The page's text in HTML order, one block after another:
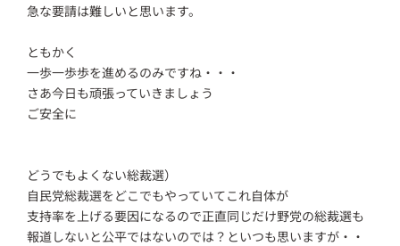
急な要請は難しいと思います。
ともかく
一歩一歩歩を進めるのみですね・・・
さあ今日も頑張っていきましょう
ご安全に
どうでもよくない総裁選）
自民党総裁選をどこでもやっていてこれ自体が
支持率を上げる要因になるので正直同じだけ野党の総裁選も
報道しないと公平ではないのでは？といつも思いますが・・